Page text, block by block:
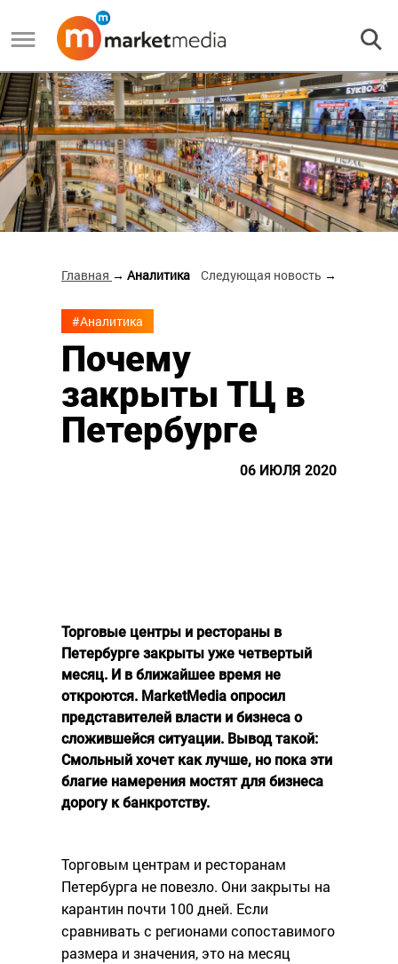
Главная → Аналитика Следующая новость →
#Аналитика
Почему
закрыты ТЦ в
Петербурге
06 ИЮЛЯ 2020
Торговые центры и рестораны в
Петербурге закрыты уже четвертый
месяц. И в ближайшее время не
откроются. MarketMedia опросил
представителей власти и бизнеса о
сложившейся ситуации. Вывод такой:
Смольный хочет как лучше, но пока эти
благие намерения мостят для бизнеса
дорогу к банкротству.
Торговым центрам и ресторанам
Петербурга не повезло. Они закрыты на
карантин почти 100 дней. Если
сравнивать с регионами сопоставимого
размера и значения, это на месяц